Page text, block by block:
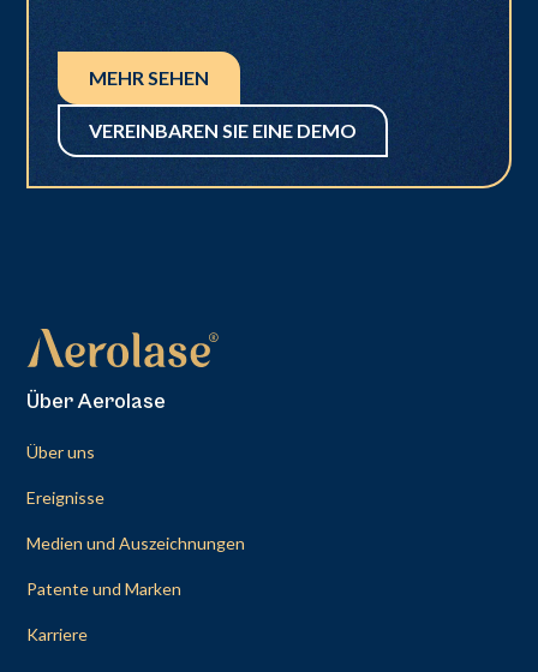
MEHR SEHEN
VEREINBAREN SIE EINE DEMO
Über Aerolase
Über uns
Ereignisse
Medien und Auszeichnungen
Patente und Marken
Karriere